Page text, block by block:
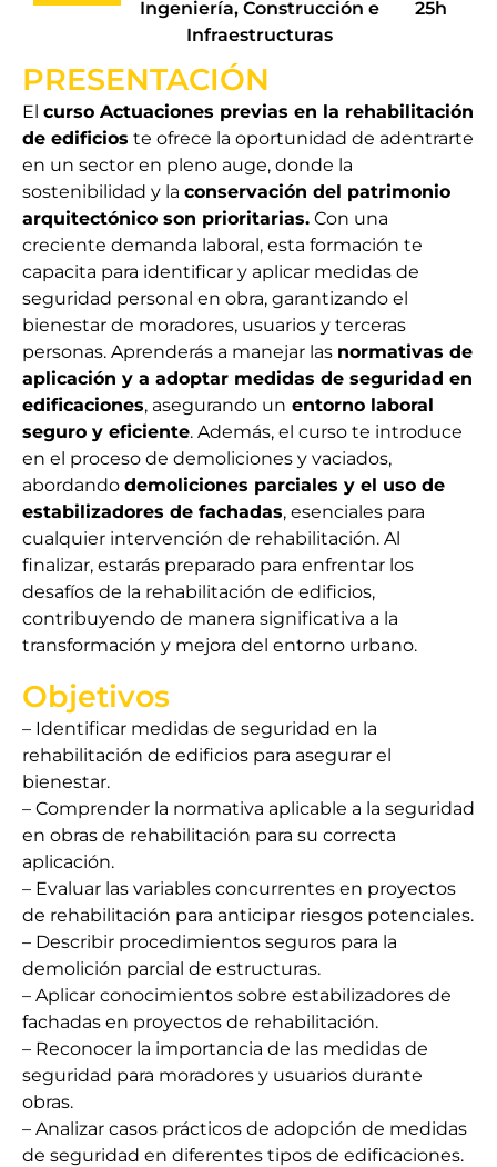
Ingeniería, Construcción e
Infraestructuras
25h
PRESENTACIÓN
El curso Actuaciones previas en la rehabilitación
de edificios te ofrece la oportunidad de adentrarte
en un sector en pleno auge, donde la
sostenibilidad y la conservación del patrimonio
arquitectónico son prioritarias. Con una
creciente demanda laboral, esta formación te
capacita para identificar y aplicar medidas de
seguridad personal en obra, garantizando el
bienestar de moradores, usuarios y terceras
personas. Aprenderás a manejar las normativas de
aplicación y a adoptar medidas de seguridad en
edificaciones, asegurando un entorno laboral
seguro y eficiente. Además, el curso te introduce
en el proceso de demoliciones y vaciados,
abordando demoliciones parciales y el uso de
estabilizadores de fachadas, esenciales para
cualquier intervención de rehabilitación. Al
finalizar, estarás preparado para enfrentar los
desafíos de la rehabilitación de edificios,
contribuyendo de manera significativa a la
transformación y mejora del entorno urbano.
Objetivos
– Identificar medidas de seguridad en la
rehabilitación de edificios para asegurar el
bienestar.
– Comprender la normativa aplicable a la seguridad
en obras de rehabilitación para su correcta
aplicación.
– Evaluar las variables concurrentes en proyectos
de rehabilitación para anticipar riesgos potenciales.
– Describir procedimientos seguros para la
demolición parcial de estructuras.
– Aplicar conocimientos sobre estabilizadores de
fachadas en proyectos de rehabilitación.
– Reconocer la importancia de las medidas de
seguridad para moradores y usuarios durante
obras.
– Analizar casos prácticos de adopción de medidas
de seguridad en diferentes tipos de edificaciones.